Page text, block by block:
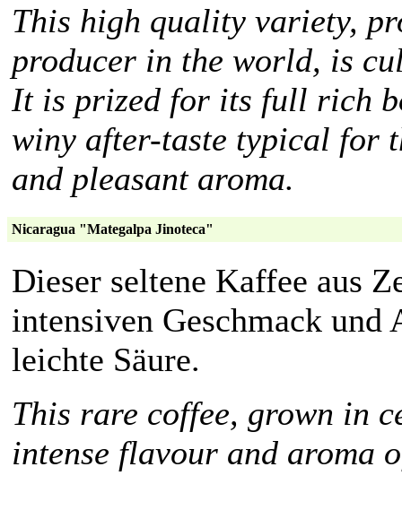
This high quality variety,
producer in the world, is
It is prized for its full rich
winy after-taste typical for
and pleasant aroma.
Nicaragua "Mategalpa Jinoteca"
Dieser seltene Kaffee aus
intensiven Geschmack
leichte Säure.
This rare coffee, grown in
intense flavour and aroma